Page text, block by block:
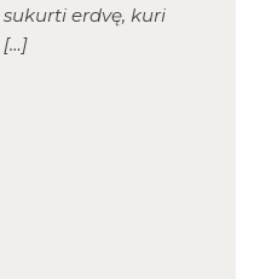
erdvę, kuri
[…]